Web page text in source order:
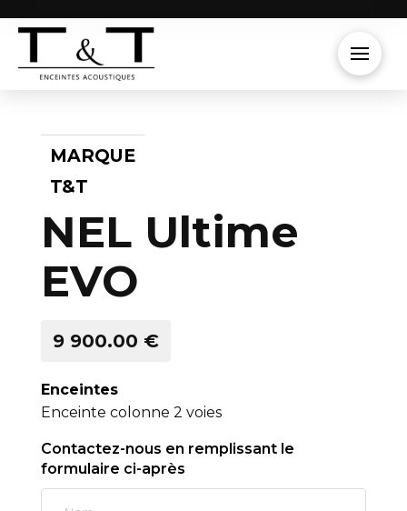
MARQUE
T&T
NEL Ultime
EVO
9 900.00 €
Enceintes
Enceinte colonne 2 voies
Contactez-nous en remplissant le
formulaire ci-après